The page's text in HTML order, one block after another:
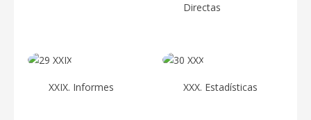
Directas
XXIX. Informes XXX. Estadísticas